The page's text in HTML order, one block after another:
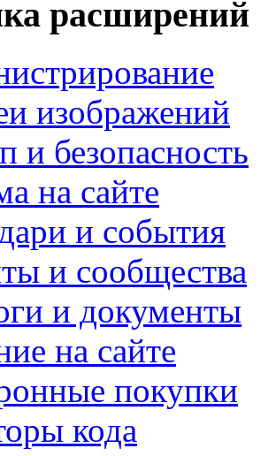
расширений
изображений
и безопасность
на сайте
и события
и сообщества
и документы
на сайте
покупки
кода